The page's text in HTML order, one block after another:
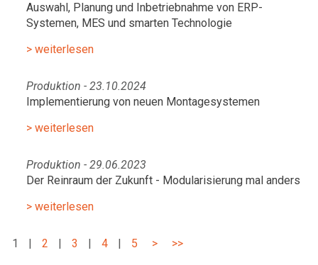
Auswahl, Planung und Inbetriebnahme von ERP-
Systemen, MES und smarten Technologie
> weiterlesen
Produktion - 23.10.2024
Implementierung von neuen Montagesystemen
> weiterlesen
Produktion - 29.06.2023
Der Reinraum der Zukunft - Modularisierung mal anders
> weiterlesen
1 | 2 | 3 | 4 | 5 > >>